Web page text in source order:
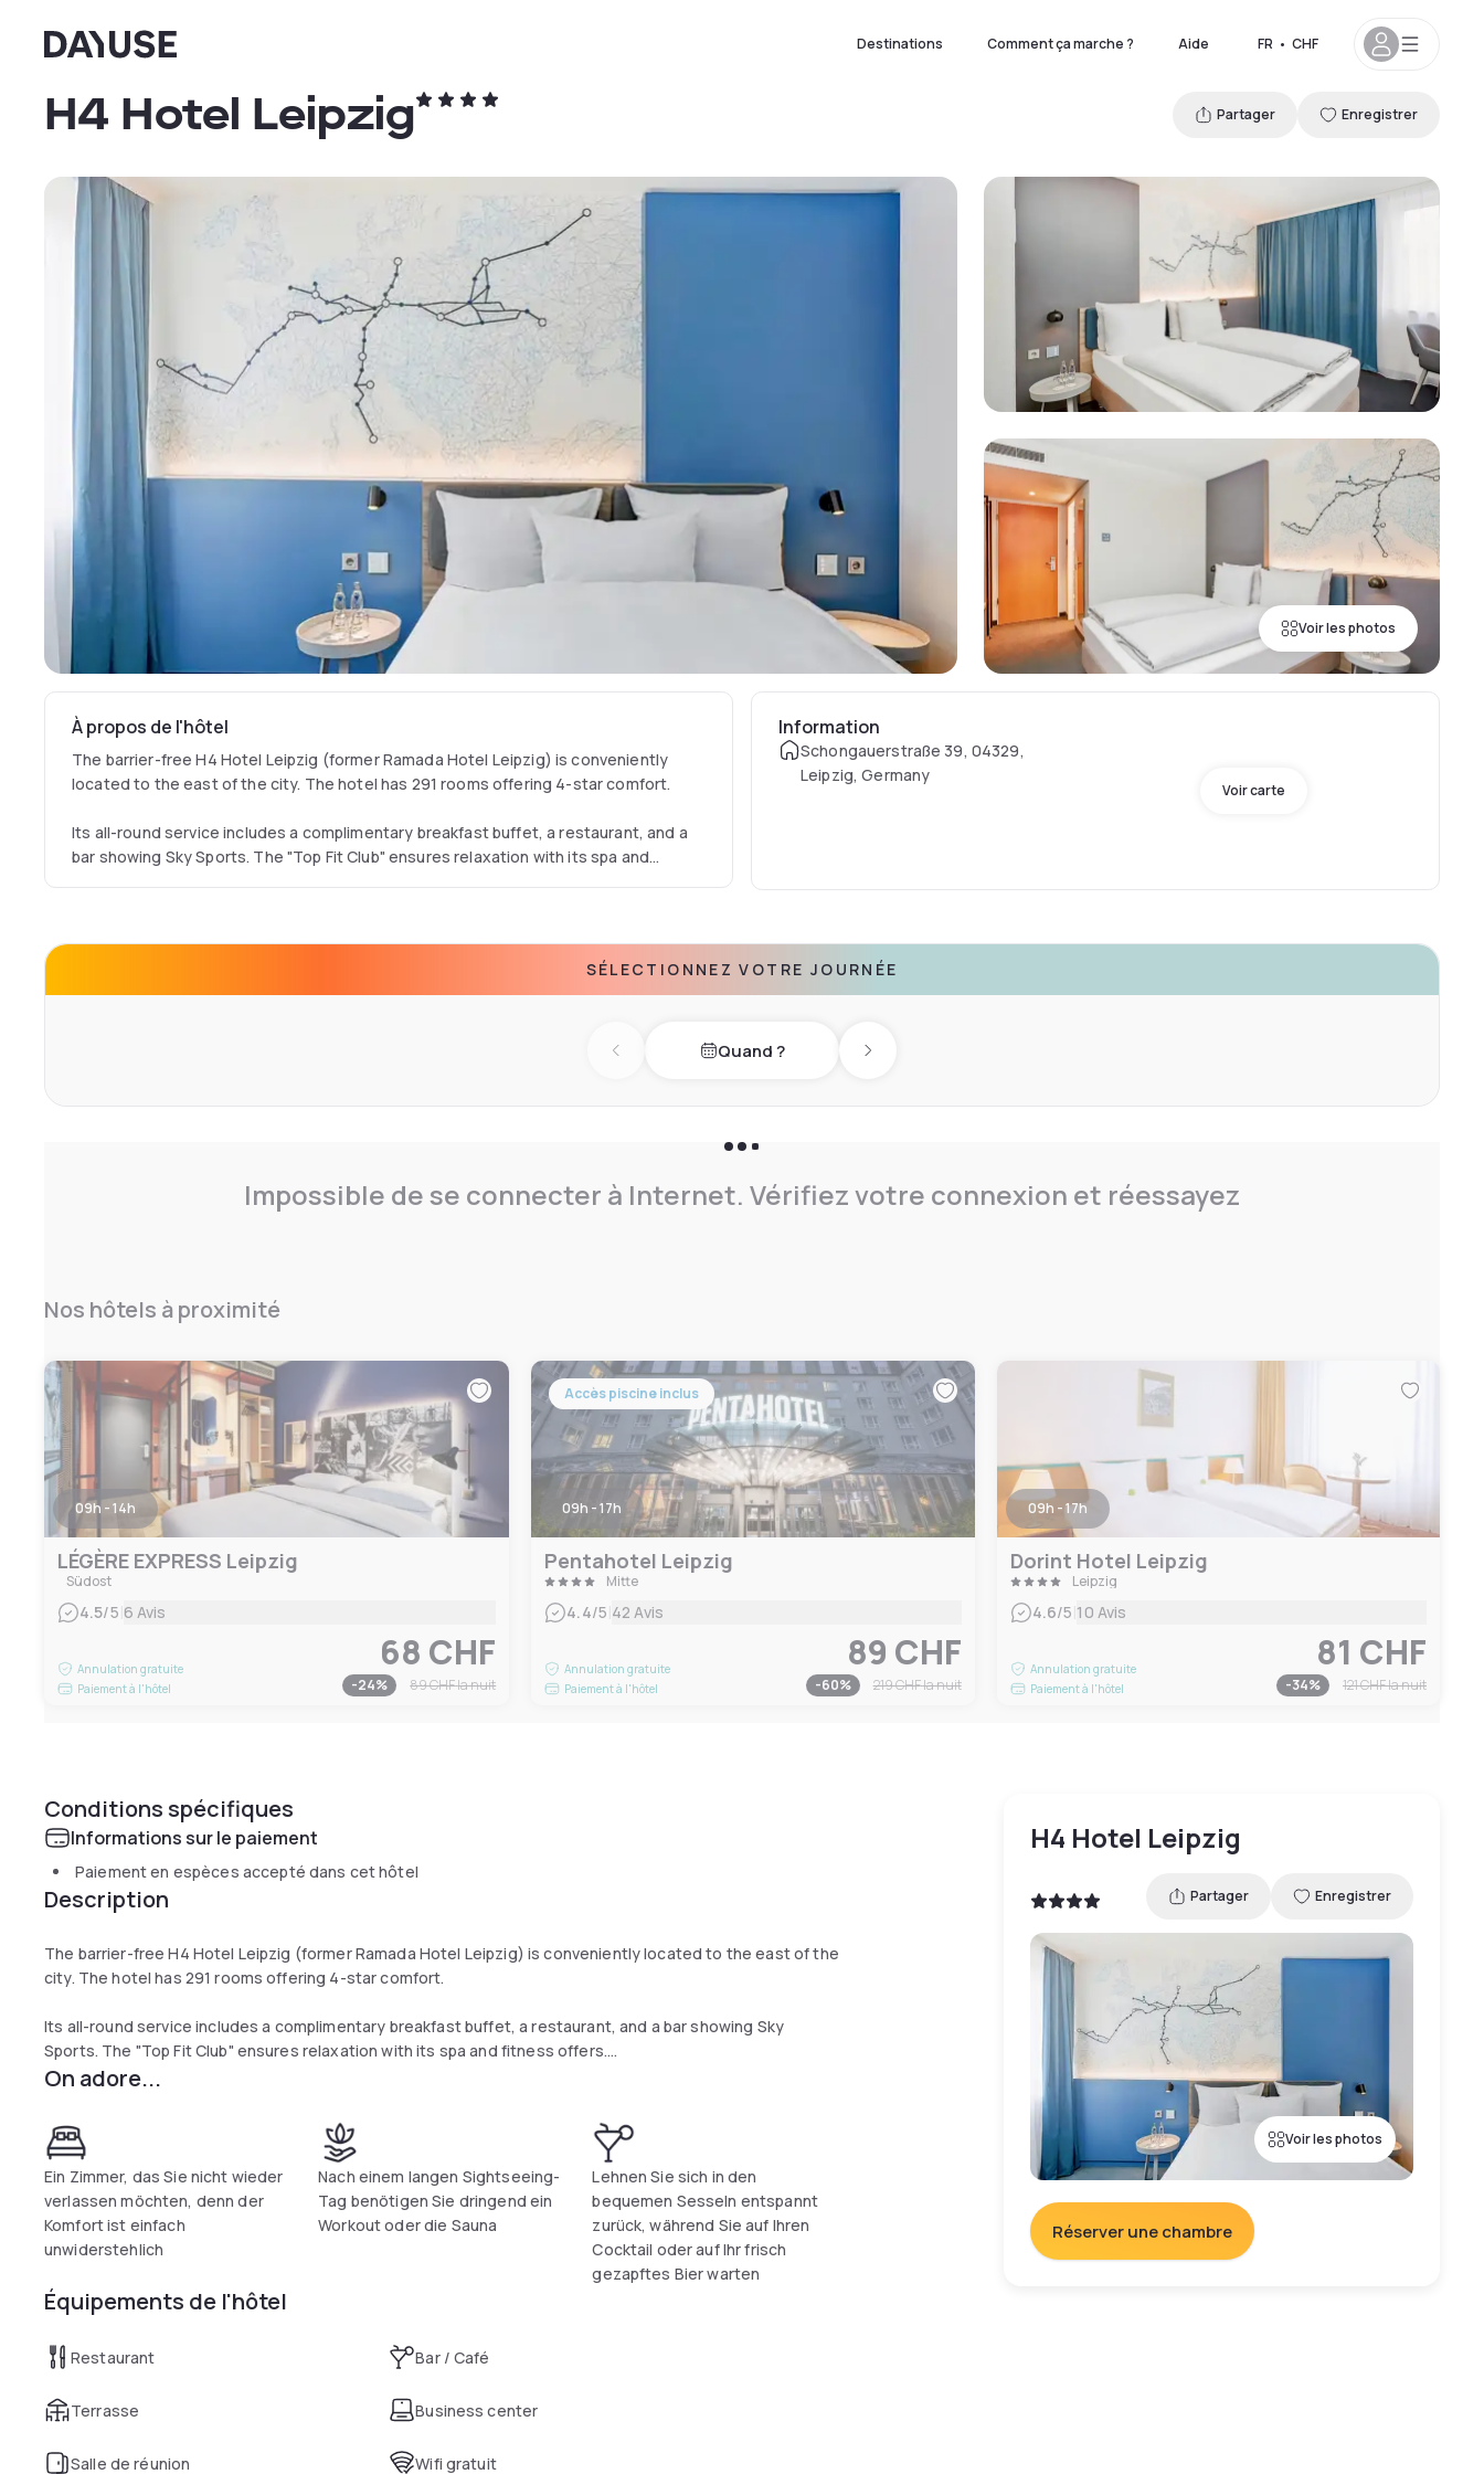
Dayuse Destinations Comment ça marche ? Aide FR • CHF
Voir les photos
H4 Hotel Leipzig Partager Enregistrer
À propos de l'hôtel
The barrier-free H4 Hotel Leipzig (former Ramada Hotel Leipzig) is conveniently
located to the east of the city. The hotel has 291 rooms offering 4-star comfort.
Its all-round service includes a complimentary breakfast buffet, a restaurant, and a
bar showing Sky Sports. The "Top Fit Club" ensures relaxation with its spa and
Information
Schongauerstraße 39, 04329,
Leipzig, Germany
Voir carte
SÉLECTIONNEZ VOTRE JOURNÉE
Previous dayQuand ? Next day
Impossible de se connecter à Internet. Vérifiez votre connexion et réessayez
Nos hôtels à proximité
09h - 14h
LÉGÈRE EXPRESS Leipzig
Südost
4.5/5 6 Avis
Annulation gratuite
Paiement à l'hôtel
68 CHF
-24% 89 CHFla nuit
Accès piscine inclus
09h - 17h
Pentahotel Leipzig
Mitte
4.4/5 42 Avis
Annulation gratuite
Paiement à l'hôtel
89 CHF
-60% 219 CHFla nuit
09h - 17h
Dorint Hotel Leipzig
Leipzig
4.6/5 10 Avis
Annulation gratuite
Paiement à l'hôtel
81 CHF
-34% 121 CHFla nuit
Conditions spécifiques
Informations sur le paiement
Paiement en espèces accepté dans cet hôtel
Description
The barrier-free H4 Hotel Leipzig (former Ramada Hotel Leipzig) is conveniently located to the east of the
city. The hotel has 291 rooms offering 4-star comfort.
Its all-round service includes a complimentary breakfast buffet, a restaurant, and a bar showing Sky
Sports. The "Top Fit Club" ensures relaxation with its spa and fitness offers.
On adore...
Ein Zimmer, das Sie nicht wieder
verlassen möchten, denn der
Komfort ist einfach
unwiderstehlich
Nach einem langen Sightseeing-
Tag benötigen Sie dringend ein
Workout oder die Sauna
Lehnen Sie sich in den
bequemen Sesseln entspannt
zurück, während Sie auf Ihren
Cocktail oder auf Ihr frisch
gezapftes Bier warten
Équipements de l'hôtel
Restaurant Bar / Café
Terrasse Business center
Salle de réunion Wifi gratuit
H4 Hotel Leipzig
Partager Enregistrer
Voir les photos
Réserver une chambre